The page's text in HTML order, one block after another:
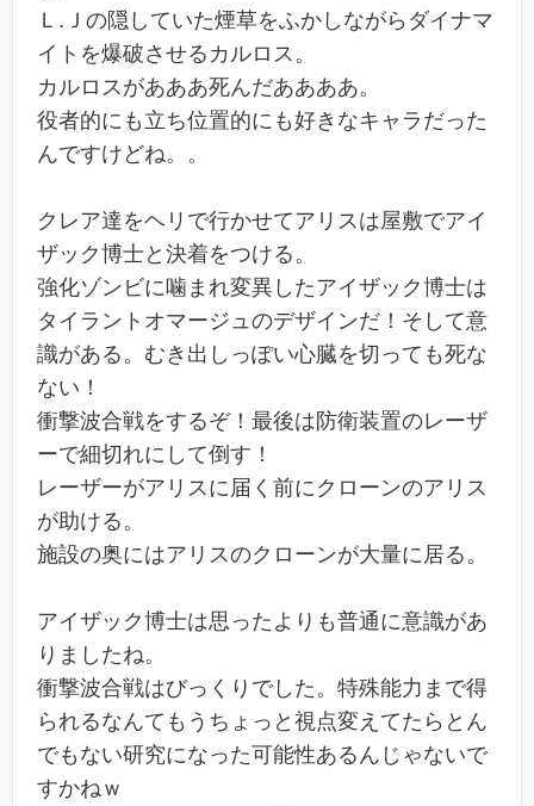
Ｌ.Ｊの隠していた煙草をふかしながらダイナマ
イトを爆破させるカルロス。
カルロスがあああ死んだああああ。
役者的にも立ち位置的にも好きなキャラだった
んですけどね。。
クレア達をヘリで行かせてアリスは屋敷でアイ
ザック博士と決着をつける。
強化ゾンビに噛まれ変異したアイザック博士は
タイラントオマージュのデザインだ！そして意
識がある。むき出しっぽい心臓を切っても死な
ない！
衝撃波合戦をするぞ！最後は防衛装置のレーザ
ーで細切れにして倒す！
レーザーがアリスに届く前にクローンのアリス
が助ける。
施設の奥にはアリスのクローンが大量に居る。
アイザック博士は思ったよりも普通に意識があ
りましたね。
衝撃波合戦はびっくりでした。特殊能力まで得
られるなんてもうちょっと視点変えてたらとん
でもない研究になった可能性あるんじゃないで
すかねｗ